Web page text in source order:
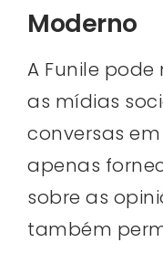
Moderno
A Funile
as mídias
conversas
apenas
sobre as
também